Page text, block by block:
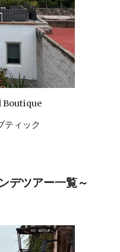
Boutique
ティック
デツアー一覧～